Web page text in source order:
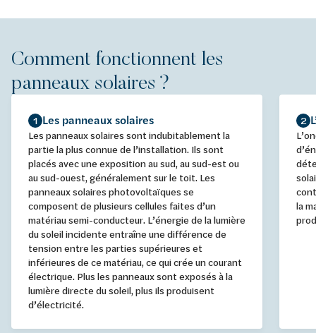
Comment fonctionnent les
panneaux solaires ?
1 Les panneaux solaires
Les panneaux solaires sont indubitablement la
partie la plus connue de l’installation. Ils sont
placés avec une exposition au sud, au sud-est ou
au sud-ouest, généralement sur le toit. Les
panneaux solaires photovoltaïques se
composent de plusieurs cellules faites d’un
matériau semi-conducteur. L’énergie de la lumière
du soleil incidente entraîne une différence de
tension entre les parties supérieures et
inférieures de ce matériau, ce qui crée un courant
électrique. Plus les panneaux sont exposés à la
lumière directe du soleil, plus ils produisent
d’électricité.
2
la